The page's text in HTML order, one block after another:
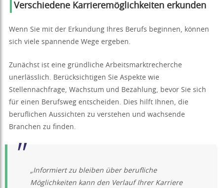
Verschiedene Karrieremöglichkeiten erkunden
Wenn Sie mit der Erkundung Ihres Berufs beginnen, können
sich viele spannende Wege ergeben.
Zunächst ist eine gründliche Arbeitsmarktrecherche
unerlässlich. Berücksichtigen Sie Aspekte wie
Stellennachfrage, Wachstum und Bezahlung, bevor Sie sich
für einen Berufsweg entscheiden. Dies hilft Ihnen, die
beruflichen Aussichten zu verstehen und wachsende
Branchen zu finden.
„Informiert zu bleiben über berufliche
Möglichkeiten kann den Verlauf Ihrer Karriere